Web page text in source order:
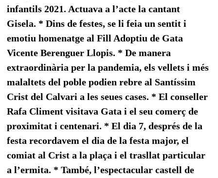
infantils 2021. Actuava a l’acte la cantant
Gisela. * Dins de festes, se li feia un sentit i
emotiu homenatge al Fill Adoptiu de Gata
Vicente Berenguer Llopis. * De manera
extraordinària per la pandemia, els vellets i més
malaltets del poble podien rebre al Santíssim
Crist del Calvari a les seues cases. * El conseller
Rafa Climent visitava Gata i el seu comerç de
proximitat i centenari. * El dia 7, després de la
festa recordavem el dia de la festa major, el
comiat al Crist a la plaça i el trasllat particular
a l’ermita. * També, l’espectacular castell de